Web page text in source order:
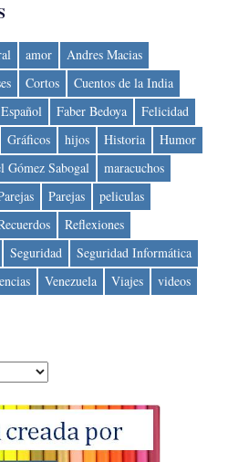
amor
Andres Macias
Cortos
Cuentos de la India
Español Faber Bedoya
Felicidad
Gráficos hijos Historia
Humor
Gómez Sabogal
maracuchos
Parejas
peliculas
Reflexiones
Seguridad
Seguridad Informática
Venezuela Viajes videos